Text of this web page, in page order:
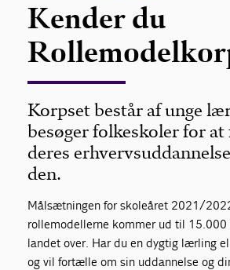
Kender du
Korpset består af unge
besøger folkeskoler for
deres
den.
Målsætningen for skoleåret 2021/
rollemodellerne kommer ud til 15.000
landet over. Har du en dygtig lærling
og vil fortælle om sin uddannelse og